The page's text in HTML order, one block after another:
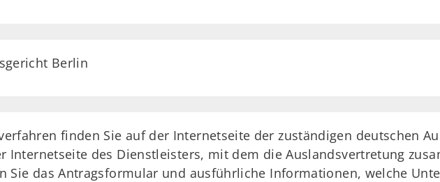
Berlin
finden Sie auf der Internetseite der zuständigen deutschen
Internetseite des Dienstleisters, mit dem die Auslandsvertretung
Sie das Antragsformular und ausführliche Informationen, welche